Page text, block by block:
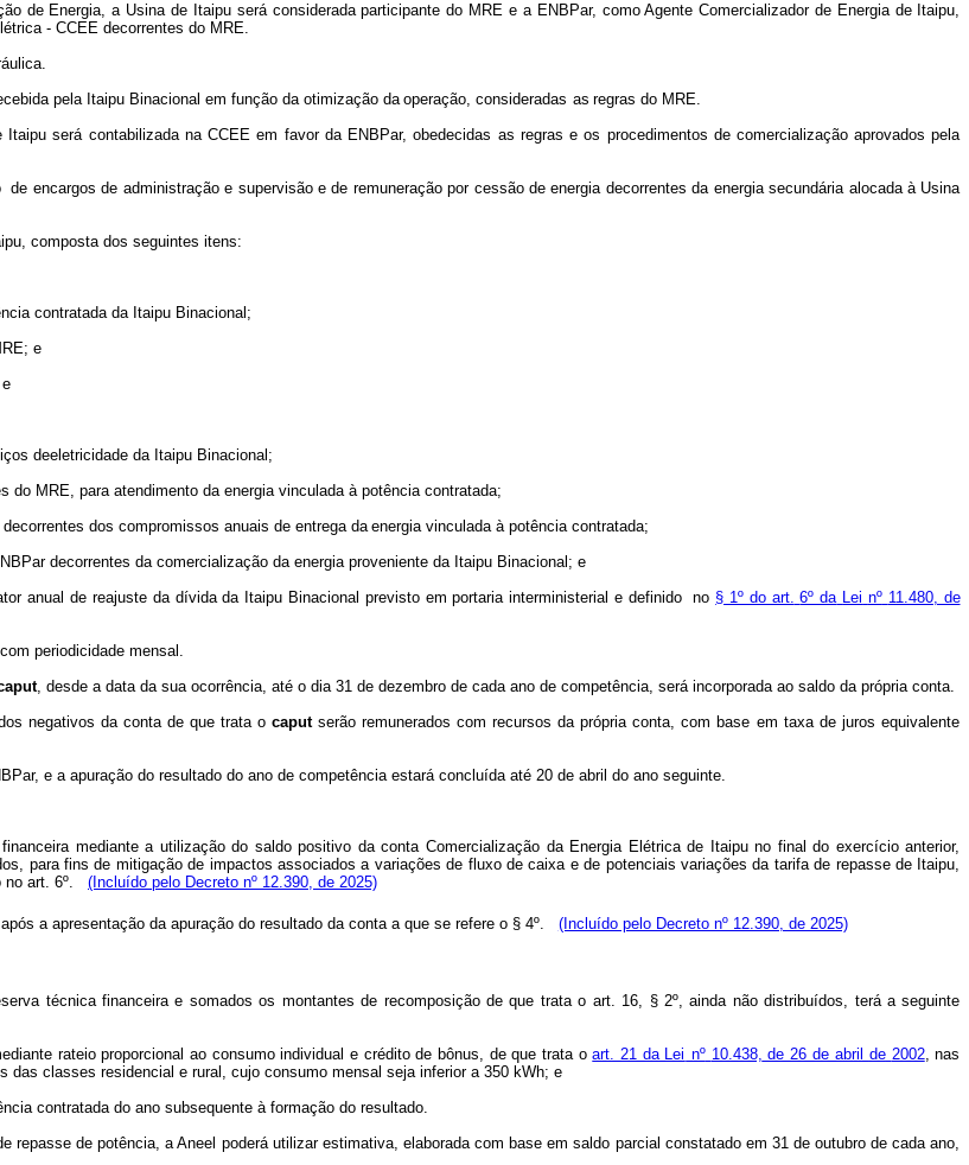
de Energia, a Usina de Itaipu será considerada participante do MRE e a ENBPar, como Agente Comercializador de Energia de Itaipu,
- CCEE decorrentes do MRE.
pela Itaipu Binacional em função da otimização da operação, consideradas as regras do MRE.
Itaipu será contabilizada na CCEE em favor da ENBPar, obedecidas as regras e os procedimentos de comercialização aprovados pela
de encargos de administração e supervisão e de remuneração por cessão de energia decorrentes da energia secundária alocada à Usina
composta dos seguintes itens:
contratada da Itaipu Binacional;
e
deeletricidade da Itaipu Binacional;
do MRE, para atendimento da energia vinculada à potência contratada;
decorrentes dos compromissos anuais de entrega da energia vinculada à potência contratada;
decorrentes da comercialização da energia proveniente da Itaipu Binacional; e
anual de reajuste da dívida da Itaipu Binacional previsto em portaria interministerial e definido no § 1º do art. 6º da Lei nº 11.480, de
periodicidade mensal.
, desde a data da sua ocorrência, até o dia 31 de dezembro de cada ano de competência, será incorporada ao saldo da própria conta.
negativos da conta de que trata ocaputserão remunerados com recursos da própria conta, com base em taxa de juros equivalente
ea apuração do resultado do ano de competência estará concluída até 20 de abril do ano seguinte.
mediante a utilização do saldo positivo da conta Comercialização da Energia Elétrica de Itaipu no final do exercício anterior,
para fins de mitigação de impactos associados a variações de fluxo de caixa e de potenciais variações da tarifa de repasse de Itaipu,
art. 6º.
(Incluído pelo Decreto nº 12.390, de 2025)
a apresentação da apuração do resultado da conta a que se refere o § 4º. (Incluído pelo Decreto nº 12.390, de 2025)
técnica financeira e somados os montantes de recomposição de que trata o art. 16, § 2º, ainda não distribuídos, terá a seguinte
rateio proporcional ao consumo individual e crédito de bônus, de que trata oart. 21 da Lei nº 10.438, de 26 de abril de 2002, nas
das classes residencial e rural, cujo consumo mensal seja inferior a 350 kWh; e
contratada do ano subsequente à formação do resultado.
repasse de potência, a Aneel poderá utilizar estimativa, elaborada com base em saldo parcial constatado em 31 de outubro de cada ano,